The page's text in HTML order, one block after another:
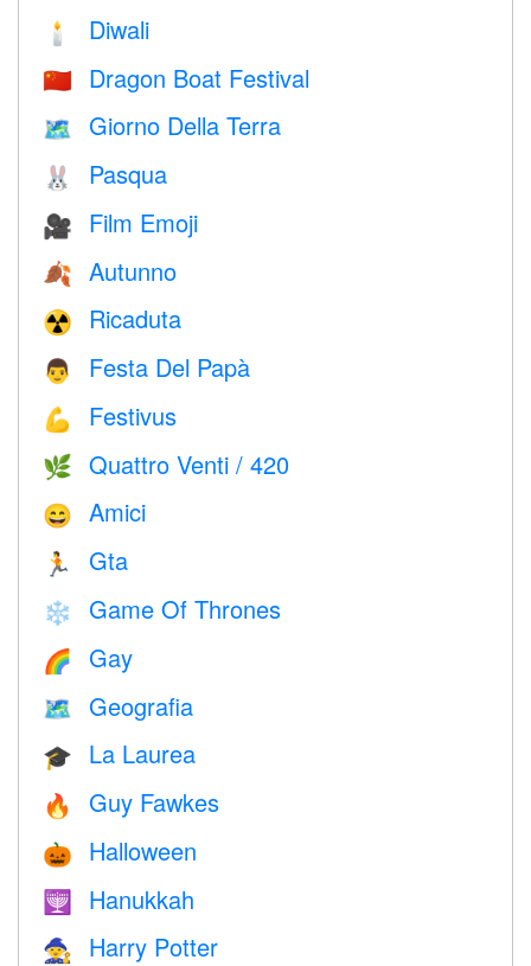
🕯 Diwali
🇨🇳 Dragon Boat Festival
🗺️ Giorno Della Terra
🐰 Pasqua
🎥 Film Emoji
🍂 Autunno
☢️ Ricaduta
👨 Festa Del Papà
💪 Festivus
🌿 Quattro Venti / 420
😄 Amici
🏃 Gta
❄️ Game Of Thrones
🌈 Gay
🗺 Geografia
🎓 La Laurea
🔥 Guy Fawkes
🎃 Halloween
🕎 Hanukkah
🧙 Harry Potter